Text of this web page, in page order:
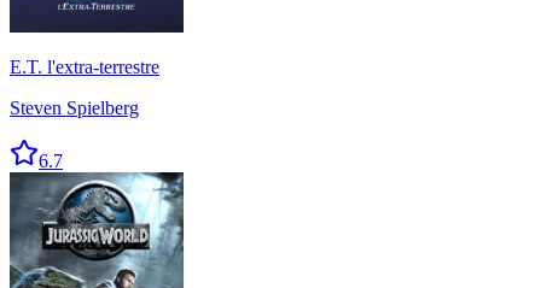
E.T. l'extra-terrestre
Steven Spielberg
6.7